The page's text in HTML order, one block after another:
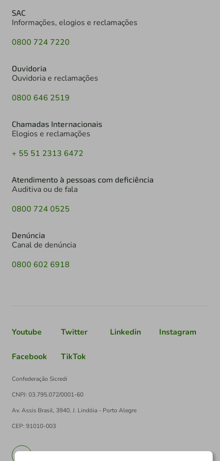
SAC
Informações, elogios e reclamações
0800 724 7220
Ouvidoria
Ouvidoria e reclamações
0800 646 2519
Chamadas Internacionais
Elogios e reclamações
+ 55 51 2313 6472
Atendimento à pessoas com deficiência
Auditiva ou de fala
0800 724 0525
Denúncia
Canal de denúncia
0800 602 6918
Youtube Twitter Linkedin Instagram
Facebook TikTok
Confederação Sicredi
CNPJ: 03.795.072/0001-60
Av. Assis Brasil, 3940, J. Lindóia - Porto Alegre
CEP: 91010-003